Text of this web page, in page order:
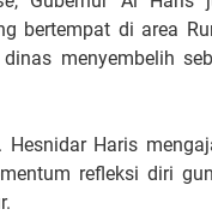
bertempat di area
menyembelih
Haris
refleksi diri